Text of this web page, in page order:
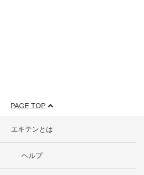
PAGE TOP
エキテンとは
ヘルプ